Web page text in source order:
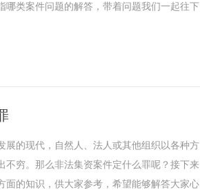
哪类案件问题的解答，带着问题我们一起往下
的现代，自然人、法人或其他组织以各种方
不穷。那么非法集资案件定什么罪呢？接下来
面的知识，供大家参考，希望能够解答大家心